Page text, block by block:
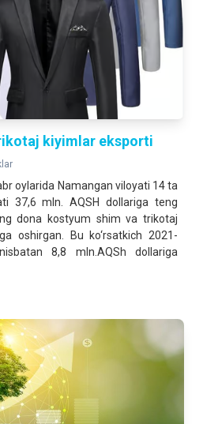
kiyimlar eksporti
oylarida Namangan viloyati 14 ta
37,6 mln. AQSH dollariga teng
dona kostyum shim va trikotaj
oshirgan. Bu ko‘rsatkich 2021-
8,8 mln.AQSh dollariga